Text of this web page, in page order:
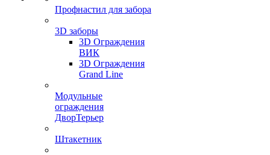
Профнастил для забора
3D заборы
3D Ограждения
ВИК
3D Ограждения
Grand Line
Модульные
ограждения
ДворТерьер
Штакетник